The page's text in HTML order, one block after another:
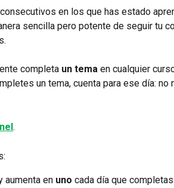
en los que has estado
sencilla pero potente de seguir tu
completa un tema en cualquier
un tema, cuenta para ese día: no
.
aumenta en uno cada día que